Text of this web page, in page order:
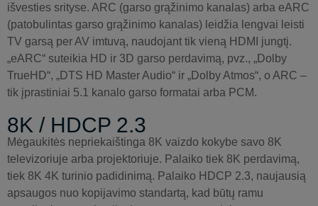
išvesties srityse. ARC (garso grąžinimo kanalas) arba eARC
(patobulintas garso grąžinimo kanalas) leidžia lengvai leisti
TV garsą per AV imtuvą, naudojant tik vieną HDMI jungtį.
„eARC“ suteikia HD ir 3D garso perdavimą, pvz., „Dolby
TrueHD“, „DTS HD Master Audio“ ir „Dolby Atmos“, o ARC –
tik įprastiniai 5.1 kanalo garso formatai arba PCM.
8K / HDCP 2.3
Mėgaukitės nepriekaištinga 8K vaizdo kokybe savo 8K
televizoriuje arba projektoriuje. Palaiko tiek 8K perdavimą,
tiek 8K 4K turinio padidinimą. Palaiko HDCP 2.3, naujausią
apsaugos nuo kopijavimo standartą, kad būtų ramu